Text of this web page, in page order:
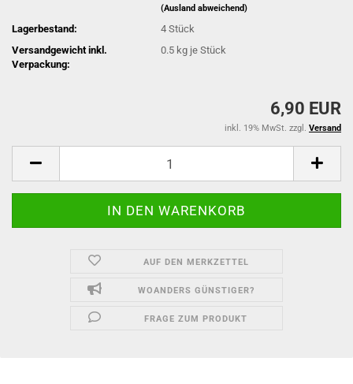
(Ausland abweichend)
Lagerbestand: 4Stück
Versandgewicht inkl.
Verpackung:
0.5 kg je Stück
6,90 EUR
inkl. 19% MwSt. zzgl. Versand
AUF DEN MERKZETTEL
WOANDERS GÜNSTIGER?
FRAGE ZUM PRODUKT